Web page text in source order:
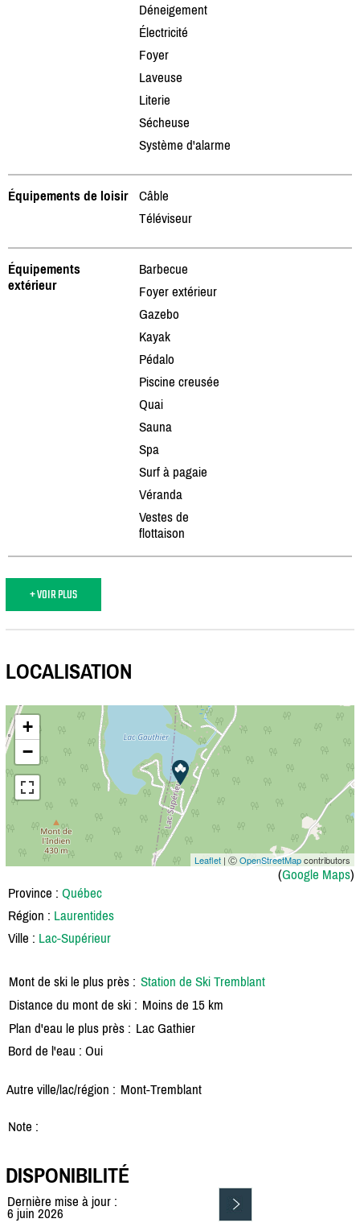
Déneigement
Électricité
Foyer
Laveuse
Literie
Sécheuse
Système d'alarme
Équipements de loisir
Câble
Téléviseur
Équipements
extérieur
Barbecue
Foyer extérieur
Gazebo
Kayak
Pédalo
Piscine creusée
Quai
Sauna
Spa
Surf à pagaie
Véranda
Vestes de
flottaison
+ VOIR PLUS
LOCALISATION
+
−
Leaflet | ⒸOpenStreetMapcontributors
(Google Maps)
Province : Québec
Région : Laurentides
Ville : Lac-Supérieur
Mont de ski le plus près : Station de Ski Tremblant
Distance du mont de ski : Moins de 15 km
Plan d'eau le plus près : Lac Gathier
Bord de l'eau : Oui
Autre ville/lac/région : Mont-Tremblant
Note :
DISPONIBILITÉ
Dernière mise à jour :
6 juin 2026